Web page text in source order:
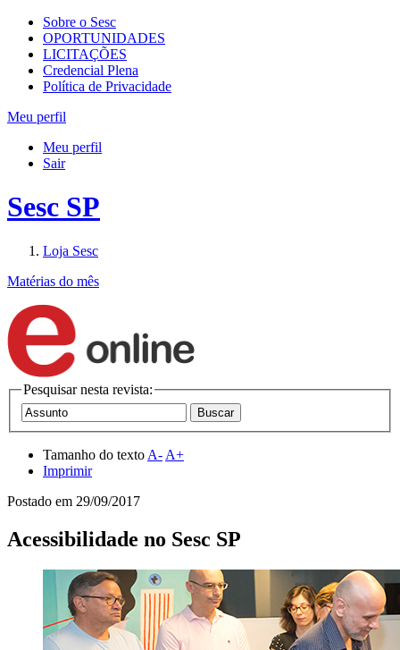
Sobre o Sesc
OPORTUNIDADES
LICITAÇÕES
Credencial Plena
Política de Privacidade
Meu perfil
Meu perfil
Sair
Sesc SP
Loja Sesc
Matérias do mês
Pesquisar nesta revista:
Tamanho do texto A- A+
Imprimir
Postado em 29/09/2017
Acessibilidade no Sesc SP